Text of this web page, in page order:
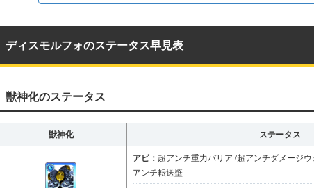
ディスモルフォのステータス早見表
獣神化のステータス
獣神化 ステータス
アビ： 超アンチ重力バリア /超アンチダメージ
アンチ転送壁